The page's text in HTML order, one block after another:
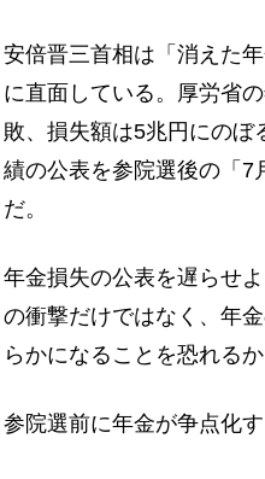
安倍晋三首相は「消えた
に直面している。厚労省
敗、損失額は5兆円にのぼ
績の公表を参院選後の「7
だ。
年金損失の公表を遅らせ
の衝撃だけではなく、年
らかになることを恐れるか
参院選前に年金が争点化